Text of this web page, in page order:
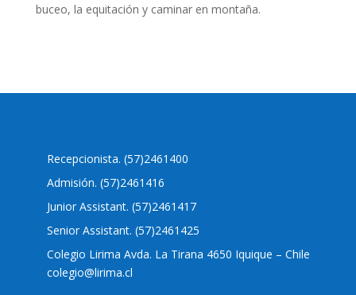
buceo, la equitación y caminar en montaña.
Recepcionista. (57)2461400
Admisión. (57)2461416
Junior Assistant. (57)2461417
Senior Assistant. (57)2461425
Colegio Lirima Avda. La Tirana 4650 Iquique – Chile
colegio@lirima.cl